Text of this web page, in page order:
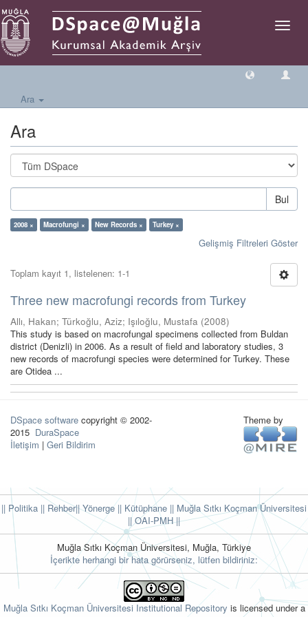
Geçiş
Ara
Ara
Bul
2008 × Macrofungi × New Records × Turkey ×
Gelişmiş Filtreleri Göster
Toplam kayıt 1, listelenen: 1-1
Three new macrofungi records from Turkey
Allı, Hakan; Türkoğlu, Aziz; Işıloğlu, Mustafa (2008)
This study is based on macrofungal specimens collected from Buldan
district (Denizli) in 2006. As a result of field and laboratory studies, 3
new records of macrofungi species were determined for Turkey. These
are Otidea ...
DSpace software copyright © 2002-
2015 DuraSpace
İletişim | Geri Bildirim
Theme by
|| Politika || Rehber|| Yönerge|| Kütüphane || Muğla Sıtkı Koçman Üniversitesi
||OAI-PMH ||
Muğla Sıtkı Koçman Üniversitesi, Muğla, Türkiye
İçerikte herhangi bir hata görürseniz, lütfen bildiriniz:
Muğla Sıtkı Koçman Üniversitesi Institutional Repository is licensed under a